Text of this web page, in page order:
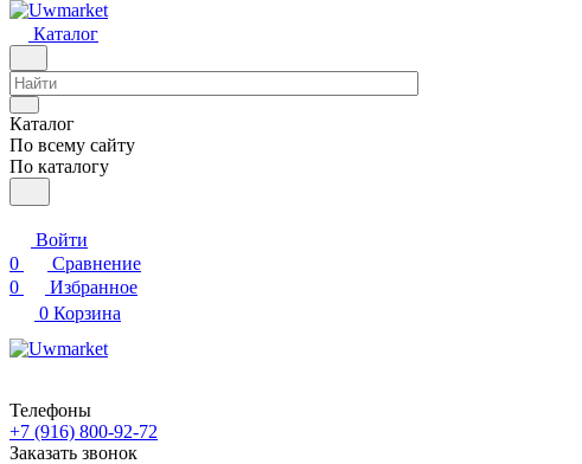
Каталог
Каталог
По всему сайту
По каталогу
Войти
0
Сравнение
0
Избранное
0 Корзина
Телефоны
+7 (916) 800-92-72
Заказать звонок